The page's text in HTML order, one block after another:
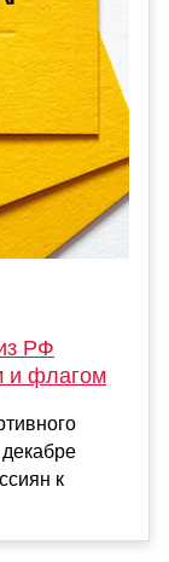
РФ
и флагом
к